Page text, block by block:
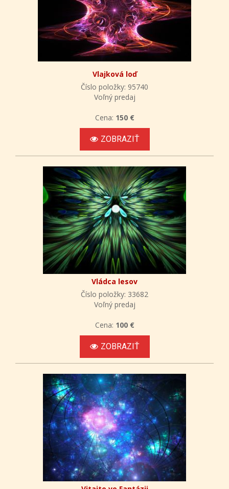
Vlajková loď
Číslo položky: 95740
Voľný predaj
Cena: 150 €
ZOBRAZIŤ
Vládca lesov
Číslo položky: 33682
Voľný predaj
Cena: 100 €
ZOBRAZIŤ